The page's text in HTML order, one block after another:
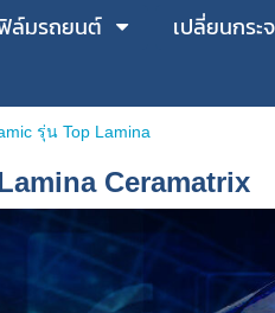
ล์มรถยนต์ เปลี่ยนกร
รุ่น Top Lamina
Ceramatrix